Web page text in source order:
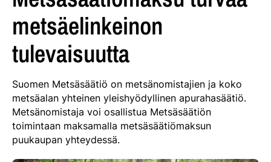
metsäelinkeinon
tulevaisuutta
Suomen Metsäsäätiö on metsänomistajien ja koko
metsäalan yhteinen yleishyödyllinen apurahasäätiö.
Metsänomistaja voi osallistua Metsäsäätiön
toimintaan maksamalla metsäsäätiömaksun
puukaupan yhteydessä.